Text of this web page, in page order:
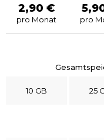
2,90 €
pro Monat pro
10 GB 25